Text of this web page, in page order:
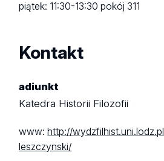
piątek: 11:30-13:30 pokój 311
Kontakt
adiunkt
Katedra Historii Filozofii
www: http://
leszczynski/